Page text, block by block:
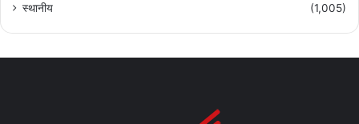
स्थानीय
(1,005)